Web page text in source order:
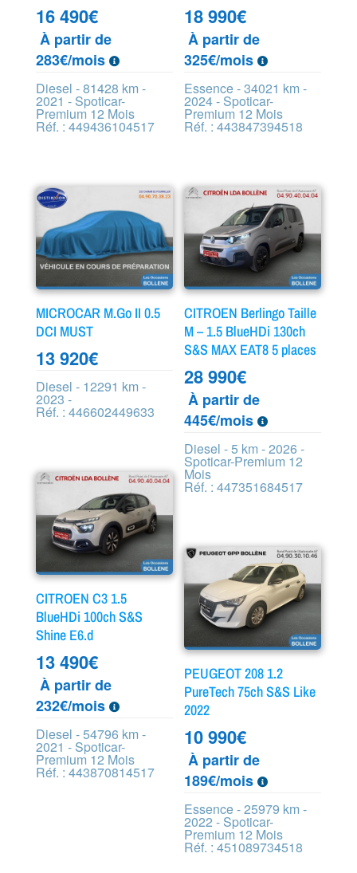
16 490€
À partir de
283€/mois
Diesel - 81428 km -
2021 - Spoticar-
Premium 12 Mois
Réf. : 449436104517
18 990€
À partir de
325€/mois
Essence - 34021 km -
2024 - Spoticar-
Premium 12 Mois
Réf. : 443847394518
MICROCAR M.Go II 0.5
DCI MUST
13 920€
Diesel - 12291 km -
2023 -
Réf. : 446602449633
CITROEN Berlingo Taille
M – 1.5 BlueHDi 130ch
S&S MAX EAT8 5 places
28 990€
À partir de
445€/mois
Diesel - 5 km - 2026 -
Spoticar-Premium 12
Mois
Réf. : 447351684517
CITROEN C3 1.5
BlueHDi 100ch S&S
Shine E6.d
13 490€
À partir de
232€/mois
Diesel - 54796 km -
2021 - Spoticar-
Premium 12 Mois
Réf. : 443870814517
PEUGEOT 208 1.2
PureTech 75ch S&S Like
2022
10 990€
À partir de
189€/mois
Essence - 25979 km -
2022 - Spoticar-
Premium 12 Mois
Réf. : 451089734518